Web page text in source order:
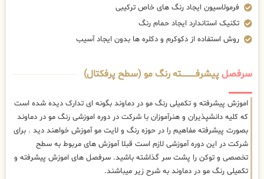
فرمولاسیون ایجاد رنگ های خاص ترکیبی
تکنیک استاندارد ایجاد حمام رنگ
روش استفاده از دکوکرم و دکلره ها بدون ایجاد آسیب
سرفصلپیشرفــــــــــــته رنگ مو (سطح پرفکتال)
اموزش پیشرفته و تکمیلی رنگ مو در دماوند بگونه ای تدارک دیده شده است
که کلیه دانشپذیران و هنرآموزان با شرکت در دوره اموزشی رنگ مو در دماوند
بصورت پیشرفته مفاهیم را در حوزه رنگ و لایت مو آموزش خواهند دید . برای
شرکت در این دوره آموزشی لازم است قبلا آموزش های مربوط به سطح
تخصصی و توکن را پشت سر گذاشته باشید. سرفصل های اموزش پیشرفته و
تکمیلی رنگ مو در دماوند به شرح زیر میباشند.